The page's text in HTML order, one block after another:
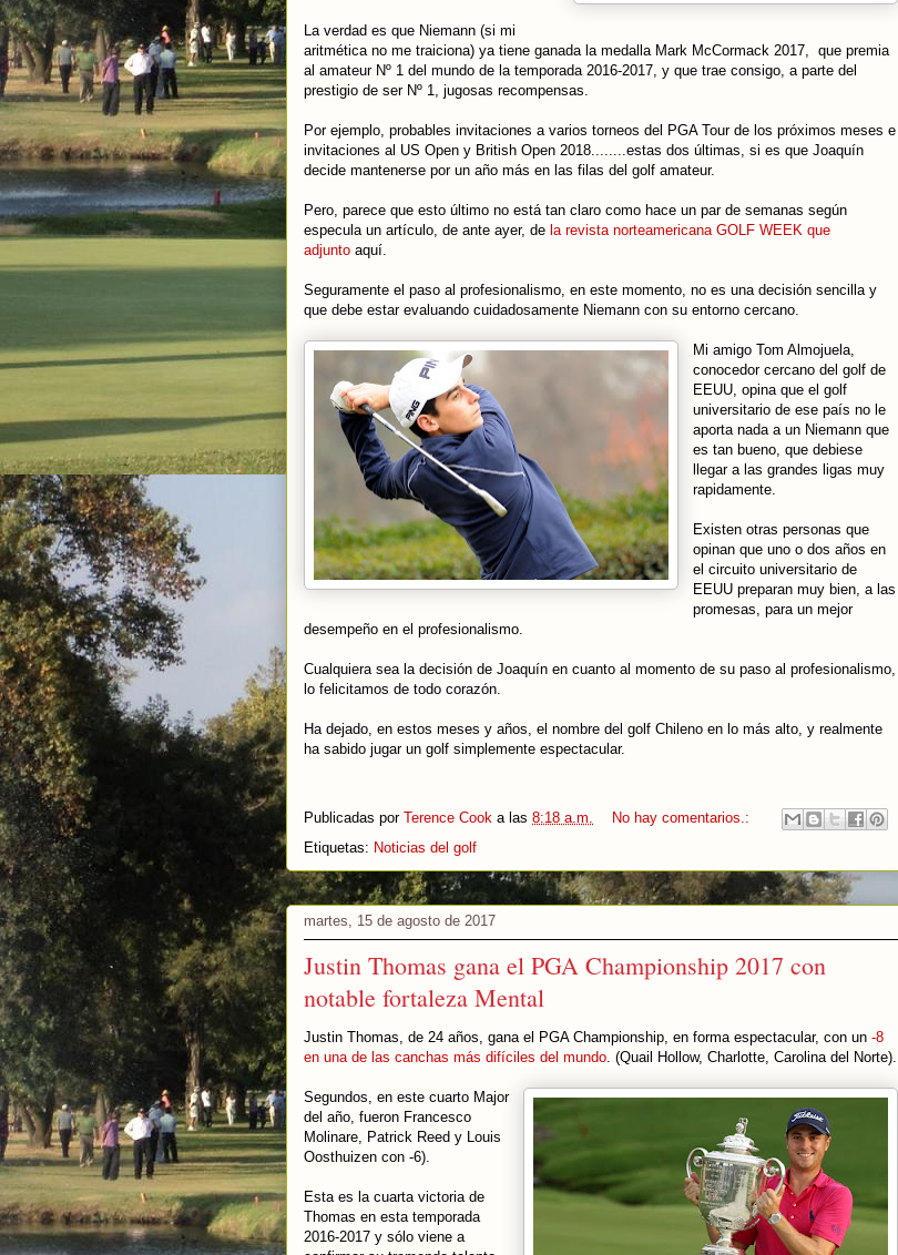
La verdad es que Niemann (si mi
aritmética no me traiciona) ya tiene ganada la medalla Mark McCormack 2017, que premia
al amateur Nº 1 del mundo de la temporada 2016-2017, y que trae consigo, a parte del
prestigio de ser Nº 1, jugosas recompensas.
Por ejemplo, probables invitaciones a varios torneos del PGA Tour de los próximos meses e
invitaciones al US Open y British Open 2018........estas dos últimas, si es que Joaquín
decide mantenerse por un año más en las filas del golf amateur.
Pero, parece que esto último no está tan claro como hace un par de semanas según
especula un artículo, de ante ayer, de la revista norteamericana GOLF WEEK que
adjunto aquí.
Seguramente el paso al profesionalismo, en este momento, no es una decisión sencilla y
que debe estar evaluando cuidadosamente Niemann con su entorno cercano.
Mi amigo Tom Almojuela,
conocedor cercano del golf de
EEUU, opina que el golf
universitario de ese país no le
aporta nada a un Niemann que
es tan bueno, que debiese
llegar a las grandes ligas muy
rapidamente.
Existen otras personas que
opinan que uno o dos años en
el circuito universitario de
EEUU preparan muy bien, a las
promesas, para un mejor
desempeño en el profesionalismo.
Cualquiera sea la decisión de Joaquín en cuanto al momento de su paso al profesionalismo,
lo felicitamos de todo corazón.
Ha dejado, en estos meses y años, el nombre del golf Chileno en lo más alto, y realmente
ha sabido jugar un golf simplemente espectacular.
Publicadas por Terence Cook a las 8:18 a.m.
No hay comentarios.:
Etiquetas: Noticias del golf
martes, 15 de agosto de 2017
Justin Thomas gana el PGA Championship 2017 con
notable fortaleza Mental
Justin Thomas, de 24 años, gana el PGA Championship, en forma espectacular, con un -8
en una de las canchas más difíciles del mundo . (Quail Hollow, Charlotte, Carolina del Norte).
Segundos, en este cuarto Major
del año, fueron Francesco
Molinare, Patrick Reed y Louis
Oosthuizen con -6).
Esta es la cuarta victoria de
Thomas en esta temporada
2016-2017 y sólo viene a